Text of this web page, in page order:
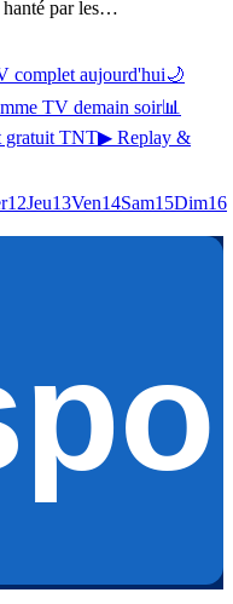
par les…
complet aujourd'hui🌙
TV demain soir📊
gratuit TNT▶ Replay &
12Jeu13Ven14Sam15Dim16